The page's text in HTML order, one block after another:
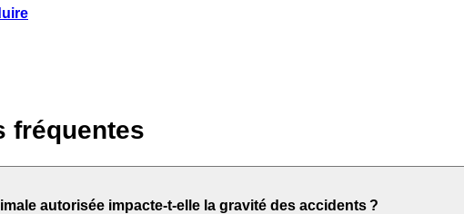
fréquentes
autorisée impacte-t-elle la gravité des accidents ?